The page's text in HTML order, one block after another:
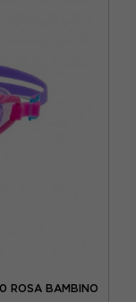
ROSA BAMBINO